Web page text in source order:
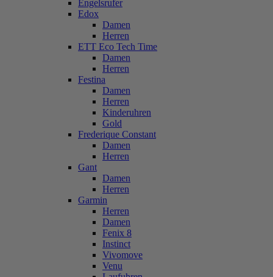
Engelsrufer
Edox
Damen
Herren
ETT Eco Tech Time
Damen
Herren
Festina
Damen
Herren
Kinderuhren
Gold
Frederique Constant
Damen
Herren
Gant
Damen
Herren
Garmin
Herren
Damen
Fenix 8
Instinct
Vivomove
Venu